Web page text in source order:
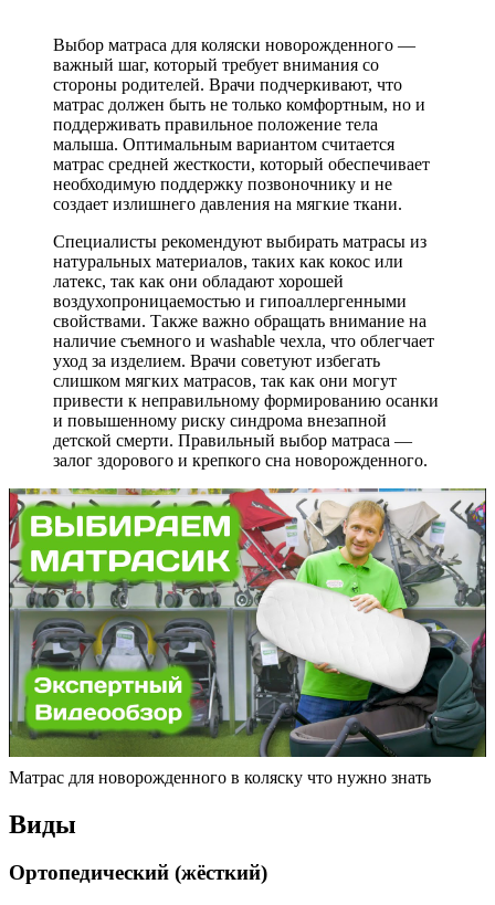
Выбор матраса для коляски новорожденного —
важный шаг, который требует внимания со
стороны родителей. Врачи подчеркивают, что
матрас должен быть не только комфортным, но и
поддерживать правильное положение тела
малыша. Оптимальным вариантом считается
матрас средней жесткости, который обеспечивает
необходимую поддержку позвоночнику и не
создает излишнего давления на мягкие ткани.
Специалисты рекомендуют выбирать матрасы из
натуральных материалов, таких как кокос или
латекс, так как они обладают хорошей
воздухопроницаемостью и гипоаллергенными
свойствами. Также важно обращать внимание на
наличие съемного и washable чехла, что облегчает
уход за изделием. Врачи советуют избегать
слишком мягких матрасов, так как они могут
привести к неправильному формированию осанки
и повышенному риску синдрома внезапной
детской смерти. Правильный выбор матраса —
залог здорового и крепкого сна новорожденного.
Матрас для новорожденного в коляску что нужно знать
Виды
Ортопедический (жёсткий)